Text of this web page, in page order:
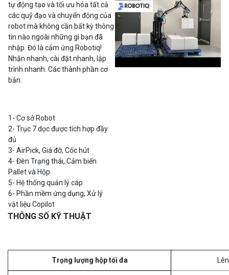
tự động tạo và tối ưu hóa tất cả
các quỹ đạo và chuyển động của
robot mà không cần bất kỳ thông
tin nào ngoài những gì bạn đã
nhập. Đó là cảm ứng Robotiq!
Nhận nhanh, cài đặt nhanh, lập
trình nhanh. Các thành phần cơ
bản:
1- Cơ sở Robot
2- Trục 7 dọc được tích hợp đầy
đủ
3- AirPick, Giá đỡ, Cốc hút
4- Đèn Trạng thái, Cảm biến
Pallet và Hộp
5- Hệ thống quản lý cáp
6- Phần mềm ứng dụng; Xử lý
vật liệu Copilot
THÔNG SỐ KỸ THUẬT
Trọng lượng hộp tối đa